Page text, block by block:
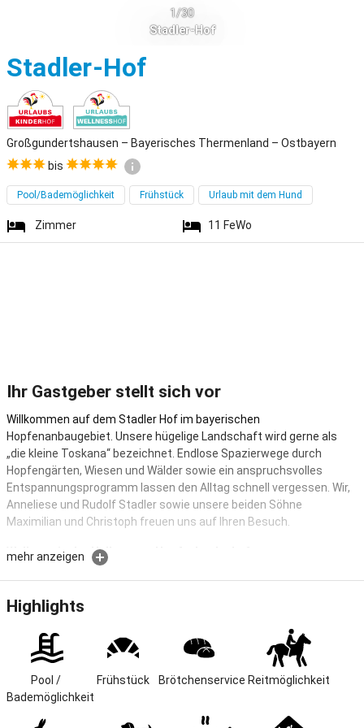
1/30
Stadler-Hof
Stadler-Hof
Großgundertshausen – Bayerisches Thermenland – Ostbayern
bis
Pool/Bademöglichkeit Frühstück Urlaub mit dem Hund
Zimmer 11 FeWo
Ihr Gastgeber stellt sich vor
Willkommen auf dem Stadler Hof im bayerischen
Hopfenanbaugebiet. Unsere hügelige Landschaft wird gerne als
„die kleine Toskana“ bezeichnet. Endlose Spazierwege durch
Hopfengärten, Wiesen und Wälder sowie ein anspruchsvolles
Entspannungsprogramm lassen den Alltag schnell vergessen. Wir,
Anneliese und Rudolf Stadler sowie unsere beiden Söhne
Maximilian und Christoph freuen uns auf Ihren Besuch.
Wellness in der Hallertauer Hopfenlandschaft
Dort wo sich Kinder wohl fühlen, können sich die Erwachsenen
erholen und entspannen. Auf Euch warten komfortable
Ferienwohnungen mit der erforderlichen Kinder- u.
Babyausstattung, Sonnenterrasse und Liegewiese. Im
Kinderspielhaus gibt es Platz um ein Matratzenlager zu bauen.
Zum Grillabend überraschen wir Euch mit einem Buffet und für's
Lagerfeuer dürft Ihr uns beim Brennholz sammeln helfen.
mehr anzeigen
Highlights
Pool /
Bademöglichkeit
Frühstück Brötchenservice Reitmöglichkeit